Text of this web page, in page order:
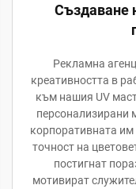
Създаване
Рекламна
креативността в
към нашия UV
персонализирани
корпоративната
точност на
постигнат
мотивират